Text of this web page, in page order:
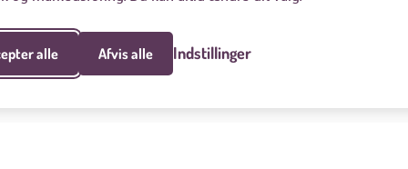
alle Afvis alle Indstillinger